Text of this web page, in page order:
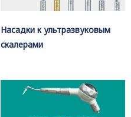
Насадки к ультразвуковым
скалерами